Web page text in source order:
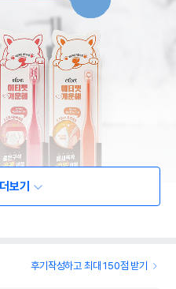
보기
후기작성하고 최대 150점 받기